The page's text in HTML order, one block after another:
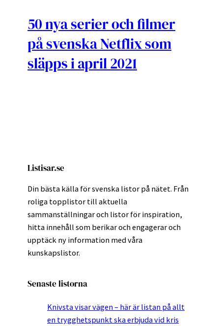
50 nya serier och filmer
på svenska Netflix som
släpps i april 2021
Listisar.se
Din bästa källa för svenska listor på nätet. Från
roliga topplistor till aktuella
sammanställningar och listor för inspiration,
hitta innehåll som berikar och engagerar och
upptäck ny information med våra
kunskapslistor.
Senaste listorna
Knivsta visar vägen – här är listan på allt
en trygghetspunkt ska erbjuda vid kris